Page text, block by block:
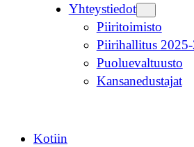
Yhteystiedot
Piiritoimisto
Piirihallitus
Puoluevaltuusto
Kansanedustajat
Kotiin